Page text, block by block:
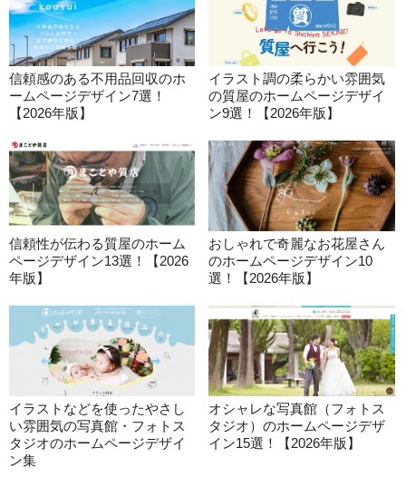
信頼感のある不用品回収のホ
ームページデザイン7選！
【2026年版】
イラスト調の柔らかい雰囲気
の質屋のホームページデザイ
ン9選！【2026年版】
信頼性が伝わる質屋のホーム
ページデザイン13選！【2026
年版】
おしゃれで奇麗なお花屋さん
のホームページデザイン10
選！【2026年版】
イラストなどを使ったやさし
い雰囲気の写真館・フォトス
タジオのホームページデザイ
ン集
オシャレな写真館（フォトス
タジオ）のホームページデザ
イン15選！【2026年版】